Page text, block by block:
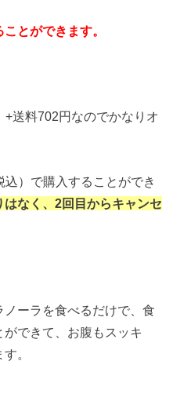
とができます。
送料702円なのでかなりオ
）で購入することができ
はなく、2回目からキャンセ
ーラを食べるだけで、食
できて、お腹もスッキ
。